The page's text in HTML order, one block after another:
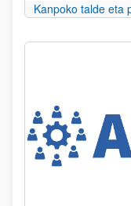
Kanpoko talde eta